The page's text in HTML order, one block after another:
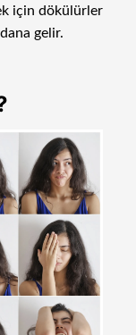
için dökülürler
gelir.